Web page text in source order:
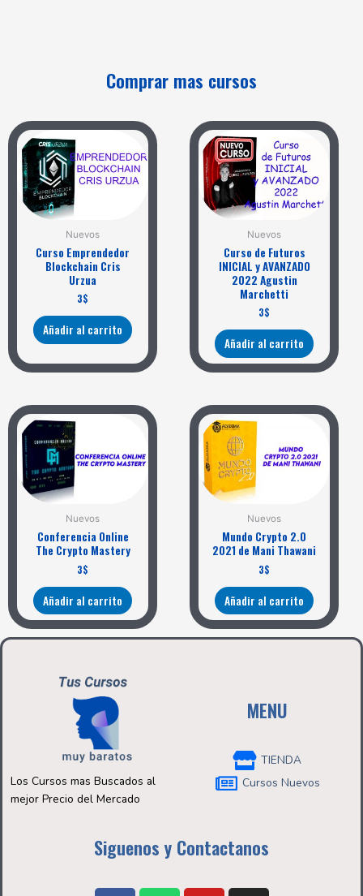
Comprar mas cursos
Nuevos
Curso Emprendedor
Blockchain Cris
Urzua
3$
Añadir al carrito
Nuevos
Curso de Futuros
INICIAL y AVANZADO
2022 Agustin
Marchetti
3$
Añadir al carrito
Nuevos
Conferencia Online
The Crypto Mastery
3$
Añadir al carrito
Nuevos
Mundo Crypto 2.0
2021 de Mani Thawani
3$
Añadir al carrito
Los Cursos mas Buscados al
mejor Precio del Mercado
MENU
TIENDA
Cursos Nuevos
Siguenos y Contactanos